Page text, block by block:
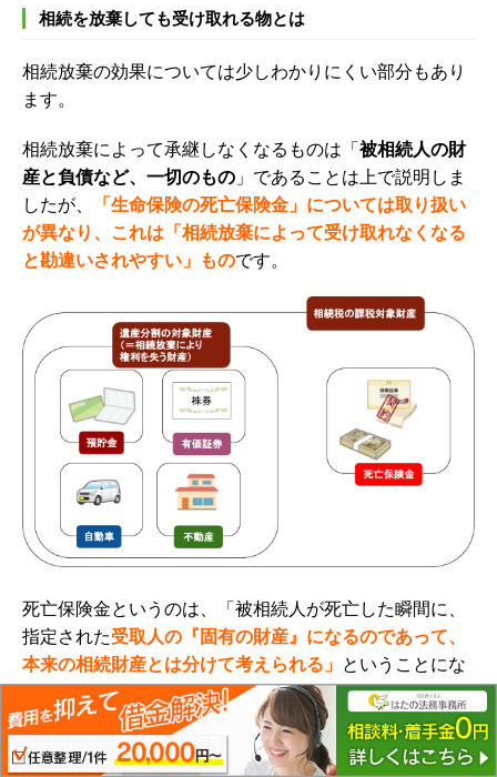
相続を放棄しても受け取れる物とは
相続放棄の効果については少しわかりにくい部分もあり
ます。
相続放棄によって承継しなくなるものは「 被相続人の財
産と負債など、一切のもの 」であることは上で説明しま
したが、
「生命保険の死亡保険金」については取り扱い
が異なり、これは「相続放棄によって受け取れなくなる
と勘違いされやすい」ものです。
死亡保険金というのは、
「被相続人が死亡した瞬間に、
指定された受取人の『固有の財産』になるのであって、
本来の相続財産とは分けて考えられる」 ということにな
ります。
つまり、他の相続財産のように遺産分割協議を経ること
なく受取人の財産になるものであり、たとえその人が相